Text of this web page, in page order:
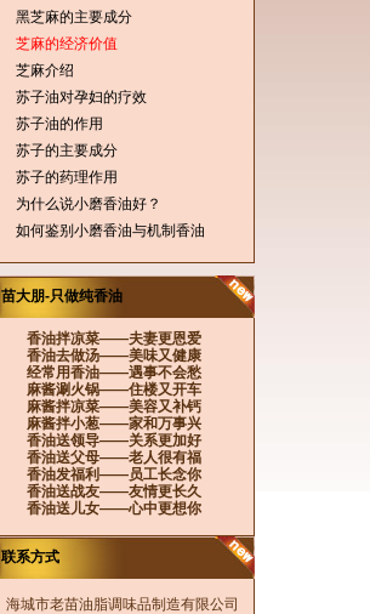
黑芝麻的主要成分
芝麻的经济价值
芝麻介绍
苏子油对孕妇的疗效
苏子油的作用
苏子的主要成分
苏子的药理作用
为什么说小磨香油好？
如何鉴别小磨香油与机制香油
苗大朋-只做纯香油
香油拌凉菜——夫妻更恩爱
香油去做汤——美味又健康
经常用香油——遇事不会愁
麻酱涮火锅——住楼又开车
麻酱拌凉菜——美容又补钙
麻酱拌小葱——家和万事兴
香油送领导——关系更加好
香油送父母——老人很有福
香油发福利——员工长念你
香油送战友——友情更长久
香油送儿女——心中更想你
联系方式
海城市老苗油脂调味品制造有限公司